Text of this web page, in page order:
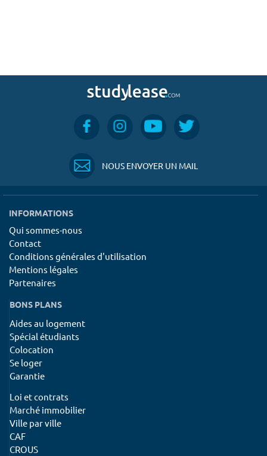
NOUS ENVOYER UN MAIL
INFORMATIONS
Qui sommes-nous
Contact
Conditions générales d'utilisation
Mentions légales
Partenaires
BONS PLANS
Aides au logement
Spécial étudiants
Colocation
Se loger
Garantie
Loi et contrats
Marché immobilier
Ville par ville
CAF
CROUS